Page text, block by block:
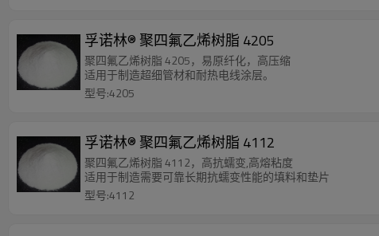
孚诺林® 聚四氟乙烯树脂 4205
聚四氟乙烯树脂 4205，易原纤化，高压缩
适用于制造超细管材和耐热电线涂层。
型号:4205
孚诺林® 聚四氟乙烯树脂 4112
聚四氟乙烯树脂 4112，高抗蠕变,高熔粘度
适用于制造需要可靠长期抗蠕变性能的填料和垫片
型号:4112